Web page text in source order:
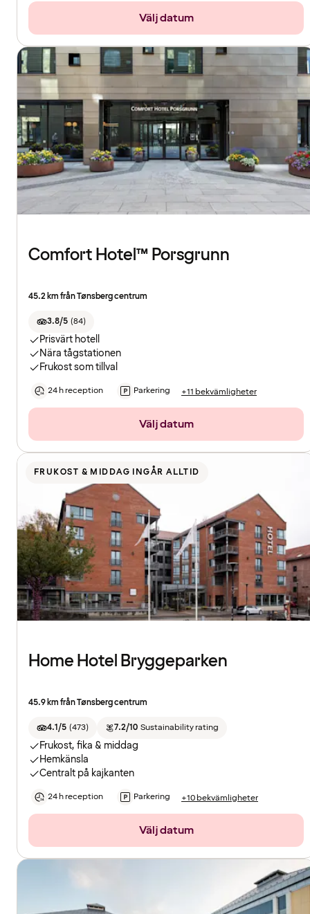
Välj datum
Comfort Hotel™ Porsgrunn
45.2 km från Tønsberg centrum
3.8/5 (84)
Prisvärt hotell
Nära tågstationen
Frukost som tillval
24 h reception Parkering +11 bekvämligheter
Välj datum
FRUKOST & MIDDAG INGÅR ALLTID
Home Hotel Bryggeparken
45.9 km från Tønsberg centrum
4.1/5 (473) 7.2/10 Sustainability rating
Frukost, fika & middag
Hemkänsla
Centralt på kajkanten
24 h reception Parkering +10 bekvämligheter
Välj datum